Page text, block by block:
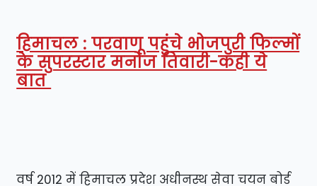
हिमाचल : परवाणू पहुंचे भोजपुरी फिल्मों
के सुपरस्टार मनोज तिवारी-कही ये
बात
वर्ष 2012 में हिमाचल प्रदेश अधीनस्थ सेवा चयन बोर्ड